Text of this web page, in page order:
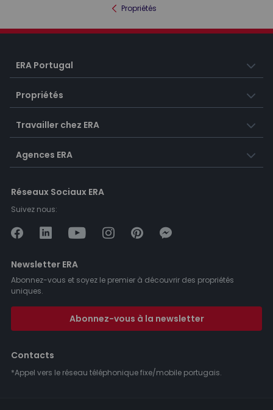
Propriétés
ERA Portugal
Propriétés
Travailler chez ERA
Agences ERA
Réseaux Sociaux ERA
Suivez nous:
Newsletter ERA
Abonnez-vous et soyez le premier à découvrir des propriétés
uniques.
Abonnez-vous à la newsletter
Contacts
*Appel vers le réseau téléphonique fixe/mobile portugais.